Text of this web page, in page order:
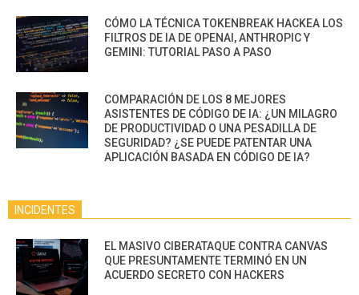
CÓMO LA TÉCNICA TOKENBREAK HACKEA LOS
FILTROS DE IA DE OPENAI, ANTHROPIC Y
GEMINI: TUTORIAL PASO A PASO
COMPARACIÓN DE LOS 8 MEJORES
ASISTENTES DE CÓDIGO DE IA: ¿UN MILAGRO
DE PRODUCTIVIDAD O UNA PESADILLA DE
SEGURIDAD? ¿SE PUEDE PATENTAR UNA
APLICACIÓN BASADA EN CÓDIGO DE IA?
INCIDENTES
EL MASIVO CIBERATAQUE CONTRA CANVAS
QUE PRESUNTAMENTE TERMINÓ EN UN
ACUERDO SECRETO CON HACKERS